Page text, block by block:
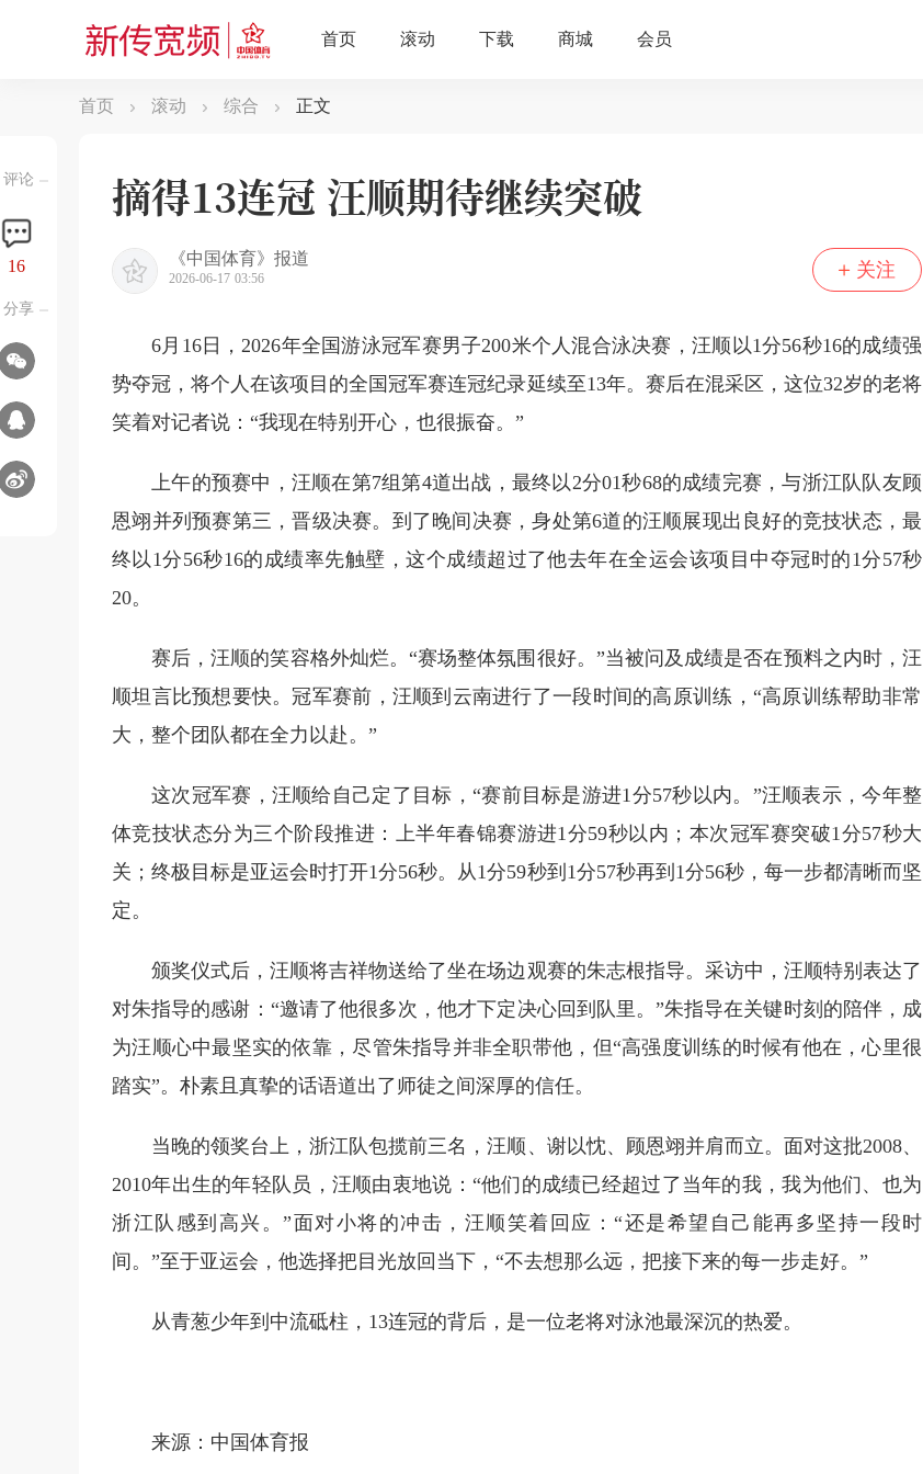
首页 滚动 综合 正文
评论
16
分享
摘得13连冠 汪顺期待继续突破
《中国体育》报道
2026-06-17 03:56 关注
6月16日，2026年全国游泳冠军赛男子200米个人混合泳决赛，汪顺以1分56秒16的成绩强
势夺冠，将个人在该项目的全国冠军赛连冠纪录延续至13年。赛后在混采区，这位32岁的老将
笑着对记者说：“我现在特别开心，也很振奋。”
上午的预赛中，汪顺在第7组第4道出战，最终以2分01秒68的成绩完赛，与浙江队队友顾
恩翊并列预赛第三，晋级决赛。到了晚间决赛，身处第6道的汪顺展现出良好的竞技状态，最
终以1分56秒16的成绩率先触壁，这个成绩超过了他去年在全运会该项目中夺冠时的1分57秒
20。
赛后，汪顺的笑容格外灿烂。“赛场整体氛围很好。”当被问及成绩是否在预料之内时，汪
顺坦言比预想要快。冠军赛前，汪顺到云南进行了一段时间的高原训练，“高原训练帮助非常
大，整个团队都在全力以赴。”
这次冠军赛，汪顺给自己定了目标，“赛前目标是游进1分57秒以内。”汪顺表示，今年整
体竞技状态分为三个阶段推进：上半年春锦赛游进1分59秒以内；本次冠军赛突破1分57秒大
关；终极目标是亚运会时打开1分56秒。从1分59秒到1分57秒再到1分56秒，每一步都清晰而坚
定。
颁奖仪式后，汪顺将吉祥物送给了坐在场边观赛的朱志根指导。采访中，汪顺特别表达了
对朱指导的感谢：“邀请了他很多次，他才下定决心回到队里。”朱指导在关键时刻的陪伴，成
为汪顺心中最坚实的依靠，尽管朱指导并非全职带他，但“高强度训练的时候有他在，心里很
踏实”。朴素且真挚的话语道出了师徒之间深厚的信任。
当晚的领奖台上，浙江队包揽前三名，汪顺、谢以忱、顾恩翊并肩而立。面对这批2008、
2010年出生的年轻队员，汪顺由衷地说：“他们的成绩已经超过了当年的我，我为他们、也为
浙江队感到高兴。”面对小将的冲击，汪顺笑着回应：“还是希望自己能再多坚持一段时
间。”至于亚运会，他选择把目光放回当下，“不去想那么远，把接下来的每一步走好。”
从青葱少年到中流砥柱，13连冠的背后，是一位老将对泳池最深沉的热爱。
来源：中国体育报